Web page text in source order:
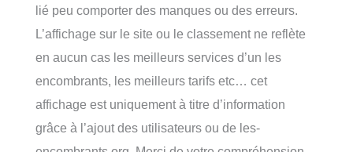
lié peu comporter des manques ou des erreurs.
L’affichage sur le site ou le classement ne reflète
en aucun cas les meilleurs services d’un les
encombrants, les meilleurs tarifs etc… cet
affichage est uniquement à titre d’information
grâce à l’ajout des utilisateurs ou de les-